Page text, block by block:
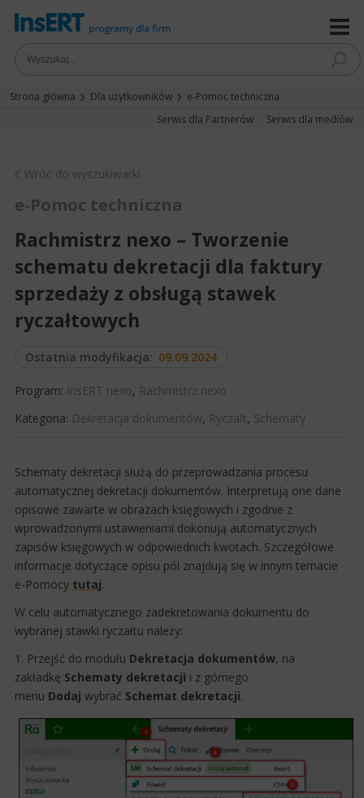
Strona główna Dla użytkowników
e-Pomoc techniczna
Serwis dla Partnerów
Serwis dla mediów
Wróć do wyszukiwarki
e-Pomoc techniczna
Rachmistrz nexo – Tworzenie
schematu dekretacji dla faktury
sprzedaży z obsługą stawek
ryczałtowych
Ostatnia modyfikacja: 09.09.2024
Program: InsERT nexo, Rachmistrz nexo
Kategoria: Dekretacja dokumentów, Ryczałt, Schematy
​Schematy dekretacji służą do przeprowadzania procesu
automatycznej dekretacji dokumentów. Interpretują one dane
opisowe zawarte w obrazach księgowych i zgodnie z
wprowadzonymi ustawieniami dokonują automatycznych
zapisów księgowych w odpowiednich kwotach. Szczegółowe
informacje dotyczące opisu pól znajdują się w innym temacie
e-Pomocy tu​taj.​
W celu automatycznego zadekretowania dokumentu do
wybranej stawki ryczałtu należy:
1. Przejść do modułu Dekretacja dokumentów, na
zakładkę Schematy dekretacji i z górnego
menu Dodaj wybrać Schemat dekretacji.​